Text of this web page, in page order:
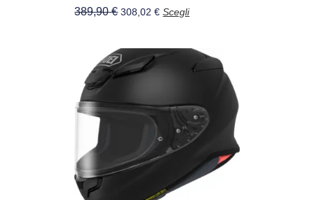
389,90€ 308,02€ Scegli
del
Questo
prodotto
più
varianti.
opzioni
essere